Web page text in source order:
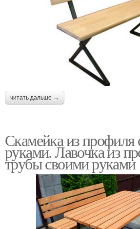
читать дальше →
Скамейка из профиля
руками. Лавочка из
трубы своими руками